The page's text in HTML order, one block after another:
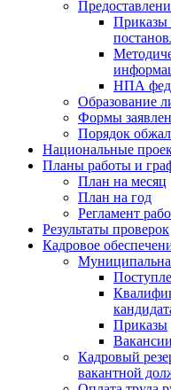
Приказы
НПА
Образование
Формы
Порядок
Национальные
Планы работы и
План на месяц
План на год
Регламент
Результаты проверок
Кадровое
Приказы
Вакансии
Кадровый
вакантной